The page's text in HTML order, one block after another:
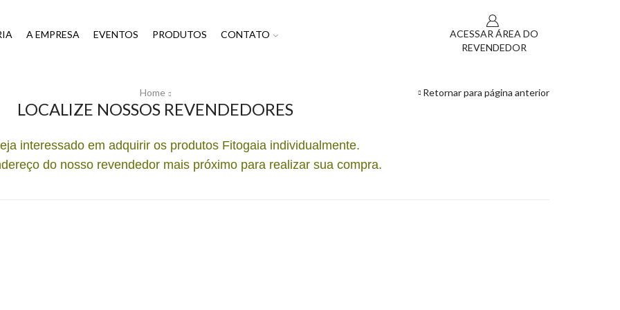
A EMPRESA EVENTOS PRODUTOS CONTATO
ACESSAR ÁREA DO
REVENDEDOR
Retornar para página anterior
Home
LOCALIZE NOSSOS REVENDEDORES
interessado em adquirir os produtos Fitogaia individualmente.
do nosso revendedor mais próximo para realizar sua compra.